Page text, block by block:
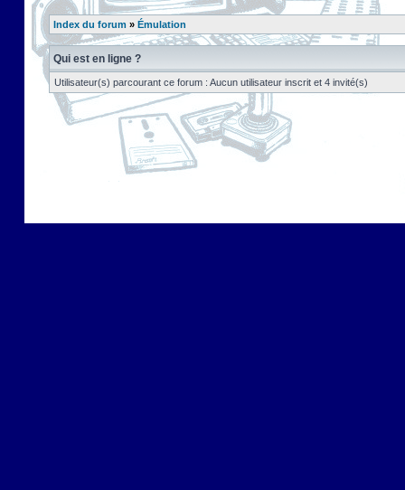
Index du forum » Émulation
Qui est en ligne ?
Utilisateur(s) parcourant ce forum : Aucun utilisateur inscrit et 4 invité(s)